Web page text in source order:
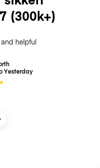
(300k+)
helpful
Yesterday